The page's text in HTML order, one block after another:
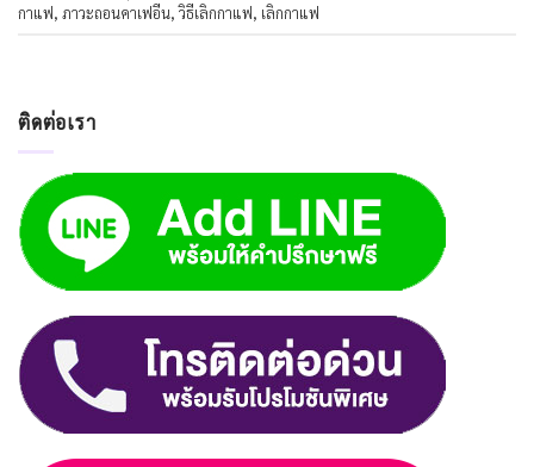
กาแฟ, ภาวะถอนคาเฟอีน,วิธีเลิกกาแฟ, เลิกกาแฟ
ติดต่อเรา